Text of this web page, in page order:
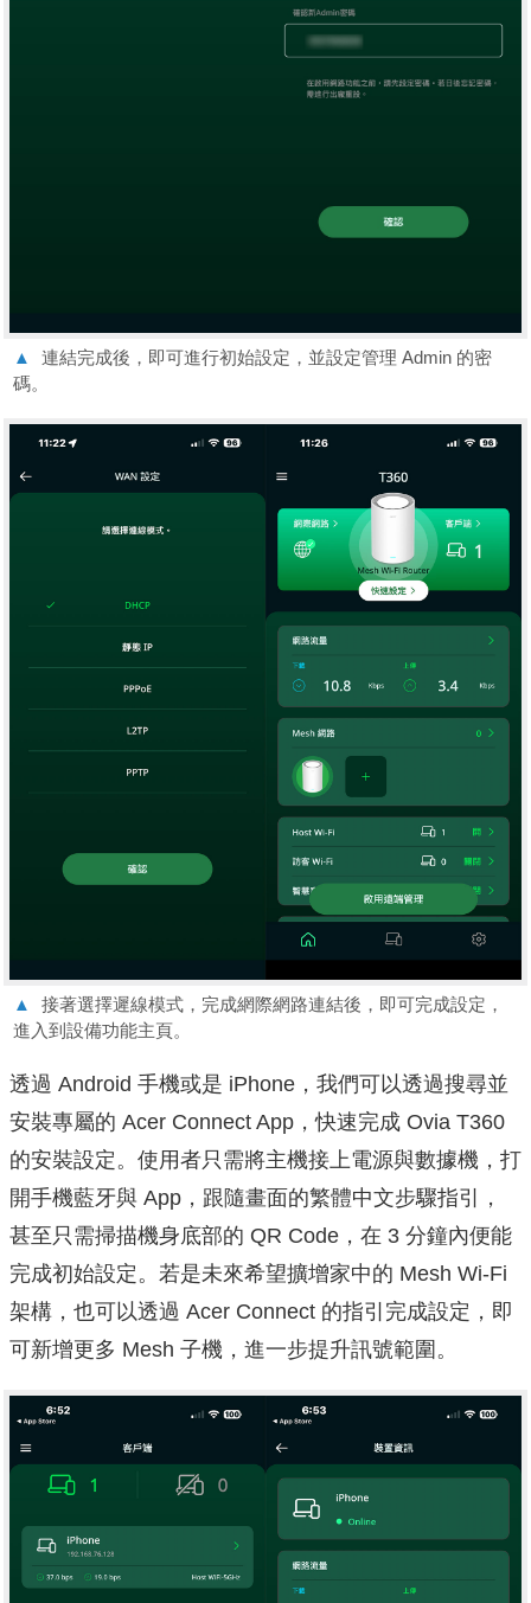
▲
連結完成後，即可進行初始設定，並設定管理 Admin 的密
碼。
▲
接著選擇遲線模式，完成網際網路連結後，即可完成設定，
進入到設備功能主頁。
透過 Android 手機或是 iPhone，我們可以透過搜尋並
安裝專屬的 Acer Connect App，快速完成 Ovia T360
的安裝設定。使用者只需將主機接上電源與數據機，打
開手機藍牙與 App，跟隨畫面的繁體中文步驟指引，
甚至只需掃描機身底部的 QR Code，在 3 分鐘內便能
完成初始設定。若是未來希望擴增家中的 Mesh Wi-Fi
架構，也可以透過 Acer Connect 的指引完成設定，即
可新增更多 Mesh 子機，進一步提升訊號範圍。